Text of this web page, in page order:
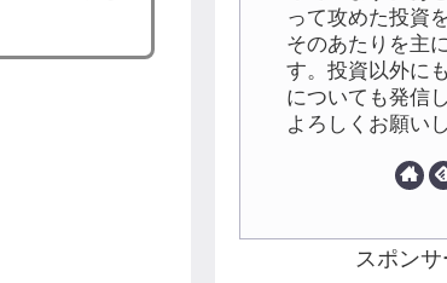
って攻めた投資
そのあたりを主
す。投資以外に
についても発信
よろしくお願い
スポン